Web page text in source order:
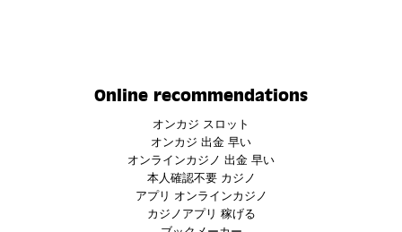
Online recommendations
オンカジ スロット
オンカジ 出金 早い
オンラインカジノ 出金 早い
本人確認不要 カジノ
アプリ オンラインカジノ
カジノアプリ 稼げる